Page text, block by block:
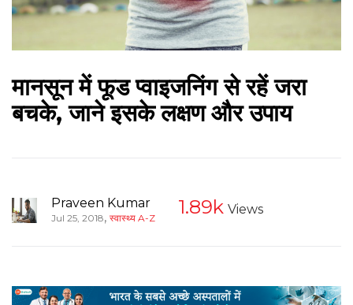
मानसून में फूड प्‍वाइजनिंग से रहें जरा
बचके, जाने इसके लक्षण और उपाय
Praveen Kumar
Jul 25, 2018, स्वास्थ्य A-Z 1.89k Views